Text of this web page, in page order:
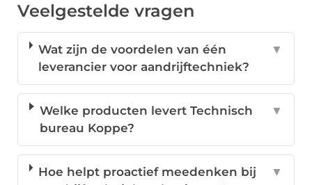
Veelgestelde vragen
Wat zijn de voordelen van één
leverancier voor aandrijftechniek?
▼
Welke producten levert Technisch
bureau Koppe?
▼
Hoe helpt proactief meedenken bij
▼